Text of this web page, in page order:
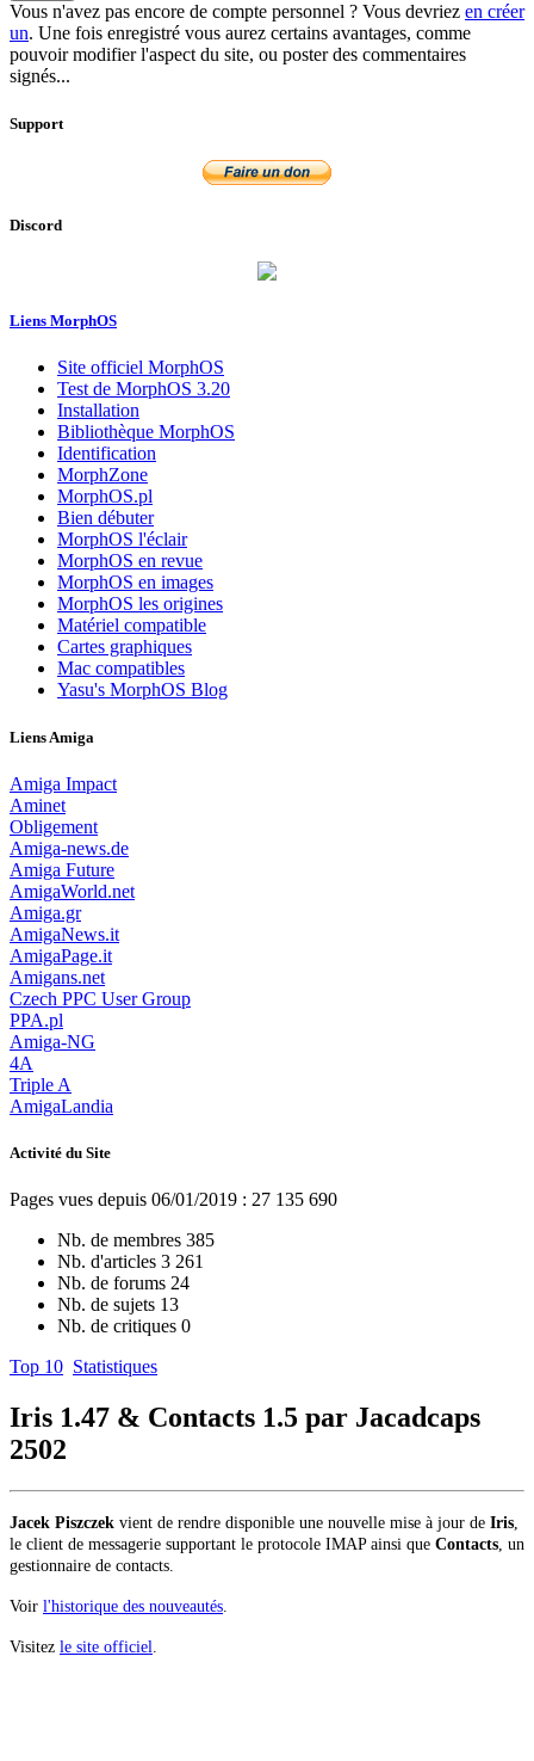
Vous n'avez pas encore de compte personnel ? Vous devriez en créer
un. Une fois enregistré vous aurez certains avantages, comme
pouvoir modifier l'aspect du site, ou poster des commentaires
signés...
Support
Discord
Liens MorphOS
Site officiel MorphOS
Test de MorphOS 3.20
Installation
Bibliothèque MorphOS
Identification
MorphZone
MorphOS.pl
Bien débuter
MorphOS l'éclair
MorphOS en revue
MorphOS en images
MorphOS les origines
Matériel compatible
Cartes graphiques
Mac compatibles
Yasu's MorphOS Blog
Liens Amiga
Amiga Impact
Aminet
Obligement
Amiga-news.de
Amiga Future
AmigaWorld.net
Amiga.gr
AmigaNews.it
AmigaPage.it
Amigans.net
Czech PPC User Group
PPA.pl
Amiga-NG
4A
Triple A
AmigaLandia
Activité du Site
Pages vues depuis 06/01/2019 : 27 135 690
Nb. de membres 385
Nb. d'articles 3 261
Nb. de forums 24
Nb. de sujets 13
Nb. de critiques 0
Top 10 Statistiques
Iris 1.47 & Contacts 1.5 par Jacadcaps
2502
Jacek Piszczek vient de rendre disponible une nouvelle mise à jour de Iris
le client de messagerie supportant le protocole IMAP ainsi que Contacts , un
gestionnaire de contacts.
Voir l'historique des nouveautés
Visitez le site officiel